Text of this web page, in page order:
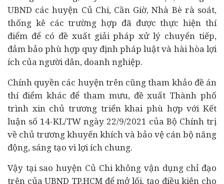
UBND các huyện Củ Chi, Cần Giờ, Nhà Bè rà soát,
thống kê các trường hợp đã được thực hiện thí
điểm để có đề xuất giải pháp xử lý chuyển tiếp,
đảm bảo phù hợp quy định pháp luật và hài hòa lợi
ích của người dân, doanh nghiệp.
Chính quyền các huyện trên cũng tham khảo đề án
thí điểm khác để tham mưu, đề xuất Thành phố
trình xin chủ trương triển khai phù hợp với Kết
luận số 14-KL/TW ngày 22/9/2021 của Bộ Chính trị
về chủ trương khuyến khích và bảo vệ cán bộ năng
động, sáng tạo vì lợi ích chung.
Vậy tại sao huyện Củ Chi không vận dụng chỉ đạo
trên của UBND TP.HCM để mở lối, tạo điều kiện cho